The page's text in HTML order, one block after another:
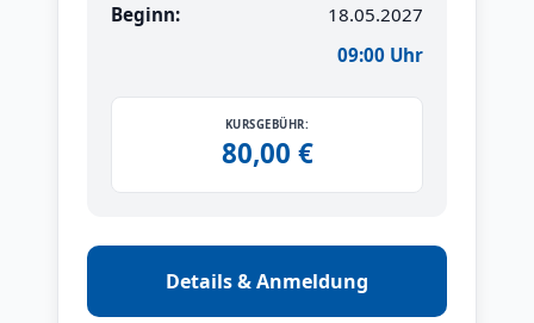
Beginn:
18.05.2027
09:00 Uhr
KURSGEBÜHR:
80,00 €
Details & Anmeldung